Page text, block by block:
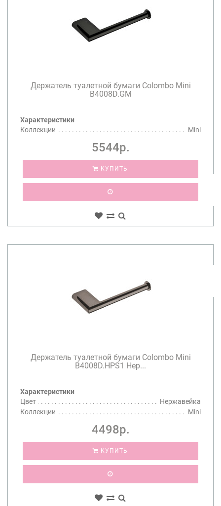
Держатель туалетной бумаги Colombo Mini
B4008D.GM
Характеристики
Коллекции
Mini
5544р.
КУПИТЬ
Держатель туалетной бумаги Colombo Mini
B4008D.HPS1 Нер...
Характеристики
Цвет
Нержавейка
Коллекции
Mini
4498р.
КУПИТЬ